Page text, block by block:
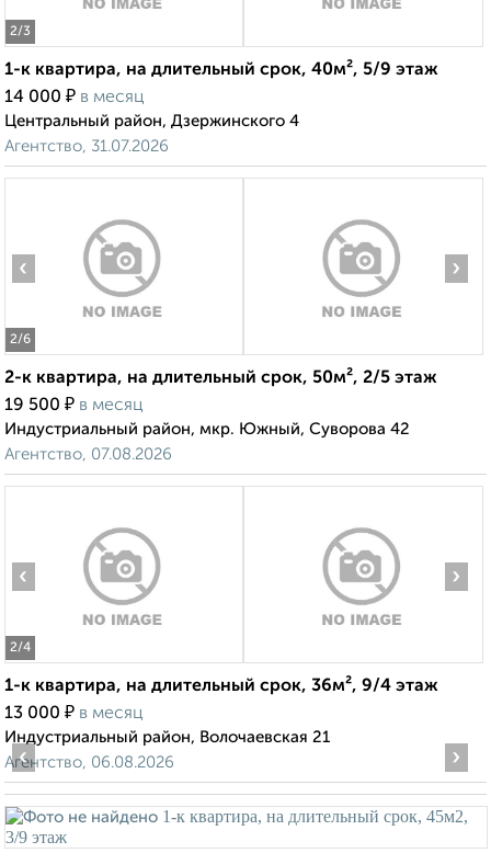
2/3
1-к квартира, на длительный срок, 40м², 5/9 этаж
14 000 ₽ в месяц
Центральный район, Дзержинского 4
Агентство, 31.07.2026
2/6
‹ ›
2-к квартира, на длительный срок, 50м², 2/5 этаж
19 500 ₽ в месяц
Индустриальный район, мкр. Южный, Суворова 42
Агентство, 07.08.2026
2/4
‹ ›
1-к квартира, на длительный срок, 36м², 9/4 этаж
13 000 ₽ в месяц
Индустриальный район, Волочаевская 21
Агентство, 06.08.2026
‹ ›